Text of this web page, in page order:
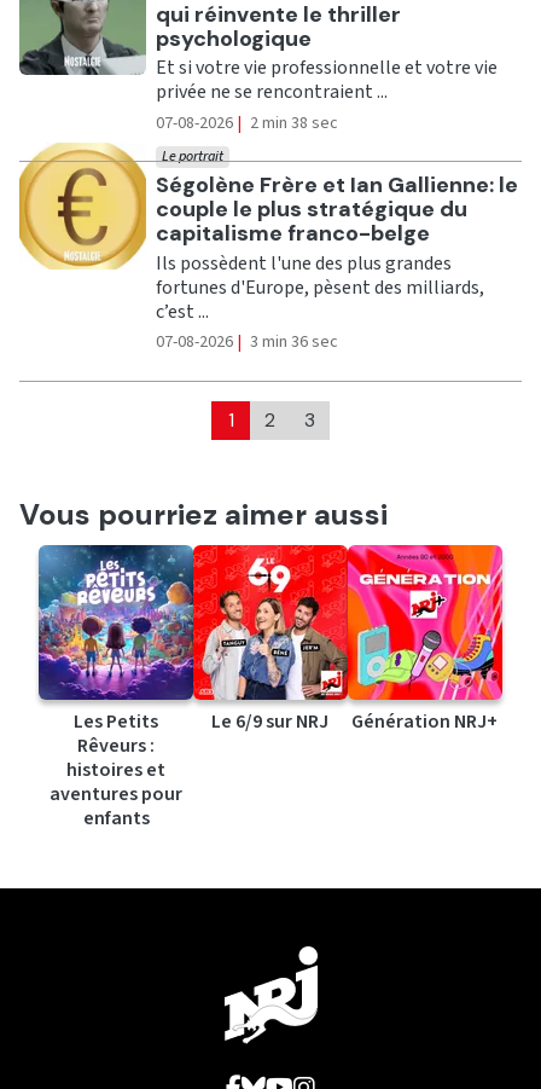
qui réinvente le thriller
psychologique
Et si votre vie professionnelle et votre vie
privée ne se rencontraient ...
07-08-2026 | 2 min 38 sec
Ecouter
Ségolène Frère et Ian Gallienne: le
couple le plus stratégique du
capitalisme franco-belge
Le portrait
Ils possèdent l'une des plus grandes
fortunes d'Europe, pèsent des milliards,
c’est ...
07-08-2026 | 3 min 36 sec
1 2 3
Vous pourriez aimer aussi
Les Petits
Rêveurs :
histoires et
aventures pour
enfants
Le 6/9 sur NRJ Génération NRJ+